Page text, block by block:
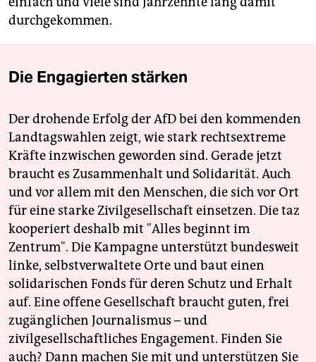
durchgekommen.
Die Engagierten stärken
Der drohende Erfolg der AfD bei den kommenden
Landtagswahlen zeigt, wie stark rechtsextreme
Kräfte inzwischen geworden sind. Gerade jetzt
braucht es Zusammenhalt und Solidarität. Auch
und vor allem mit den Menschen, die sich vor Ort
für eine starke Zivilgesellschaft einsetzen. Die taz
kooperiert deshalb mit "Alles beginnt im
Zentrum". Die Kampagne unterstützt bundesweit
linke, selbstverwaltete Orte und baut einen
solidarischen Fonds für deren Schutz und Erhalt
auf. Eine offene Gesellschaft braucht guten, frei
zugänglichen Journalismus – und
zivilgesellschaftliches Engagement. Finden Sie
auch? Dann machen Sie mit und unterstützen Sie